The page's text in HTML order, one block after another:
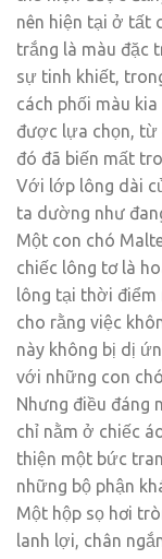
nên hiện tại ở tất
trắng là màu đặc
sự tinh khiết,
cách phối màu
được lựa chọn, từ
đó đã biến mất
Với lớp lông dài
ta dường như
Một con chó
chiếc lông tơ là
lông tại thời điểm
cho rằng việc
này không bị dị
với những con
Nhưng điều đáng
chỉ nằm ở chiếc
thiện một bức
những bộ phận
Một hộp sọ hơi
lanh lợi, chân